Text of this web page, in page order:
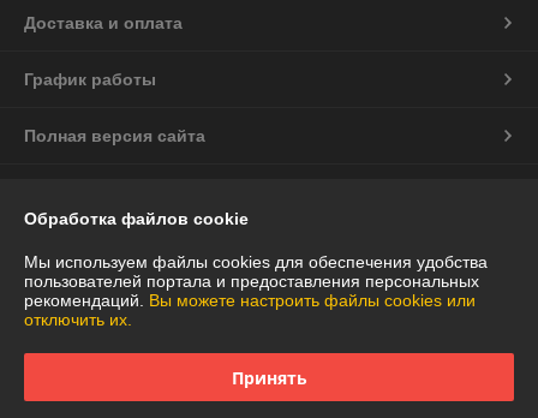
Доставка и оплата
График работы
Полная версия сайта
Информация для покупателя
Обработка файлов cookie
Мы используем файлы cookies для обеспечения удобства
пользователей портала и предоставления персональных
рекомендаций. Вы можете настроить файлы cookies или
отключить их.
Принять